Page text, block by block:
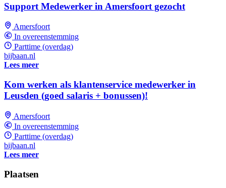
Support Medewerker in Amersfoort gezocht
Amersfoort
In overeenstemming
Parttime (overdag)
bijbaan.nl
Lees meer
Kom werken als klantenservice medewerker in
Leusden (goed salaris + bonussen)!
Amersfoort
In overeenstemming
Parttime (overdag)
bijbaan.nl
Lees meer
Plaatsen